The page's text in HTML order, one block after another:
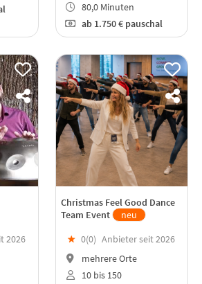
80,0 Minuten
ab1.750 € pauschal
2026
Christmas Feel Good Dance
Team Event
neu
★ 0(0) Anbieter seit 2026
mehrere Orte
10 bis 150